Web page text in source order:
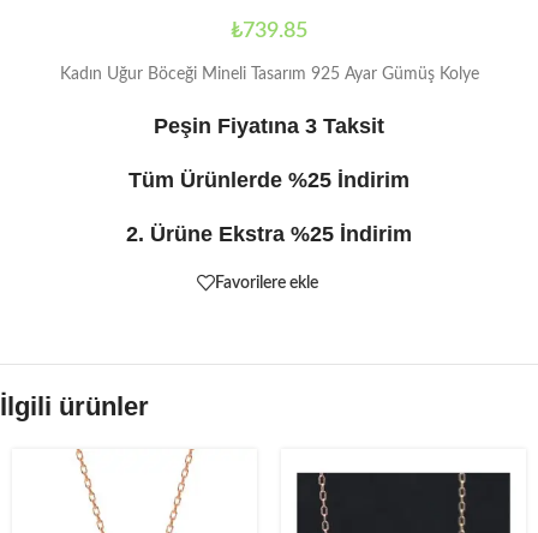
₺739.85
Kadın Uğur Böceği Mineli Tasarım 925 Ayar Gümüş Kolye
Peşin Fiyatına 3 Taksit
Tüm Ürünlerde %25 İndirim
2. Ürüne Ekstra %25 İndirim
Favorilere ekle
İlgili ürünler